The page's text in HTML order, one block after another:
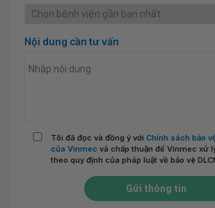
Nội dung cần tư vấn
Tôi đã đọc và đồng ý với Chính sách bảo
của Vinmec và chấp thuận để Vinmec xử
theo quy định của pháp luật về bảo vệ
Gửi thông tin